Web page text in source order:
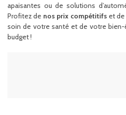
apaisantes ou de solutions
Profitez de nos prix compétitifs et
soin de votre santé et de votre
budget !